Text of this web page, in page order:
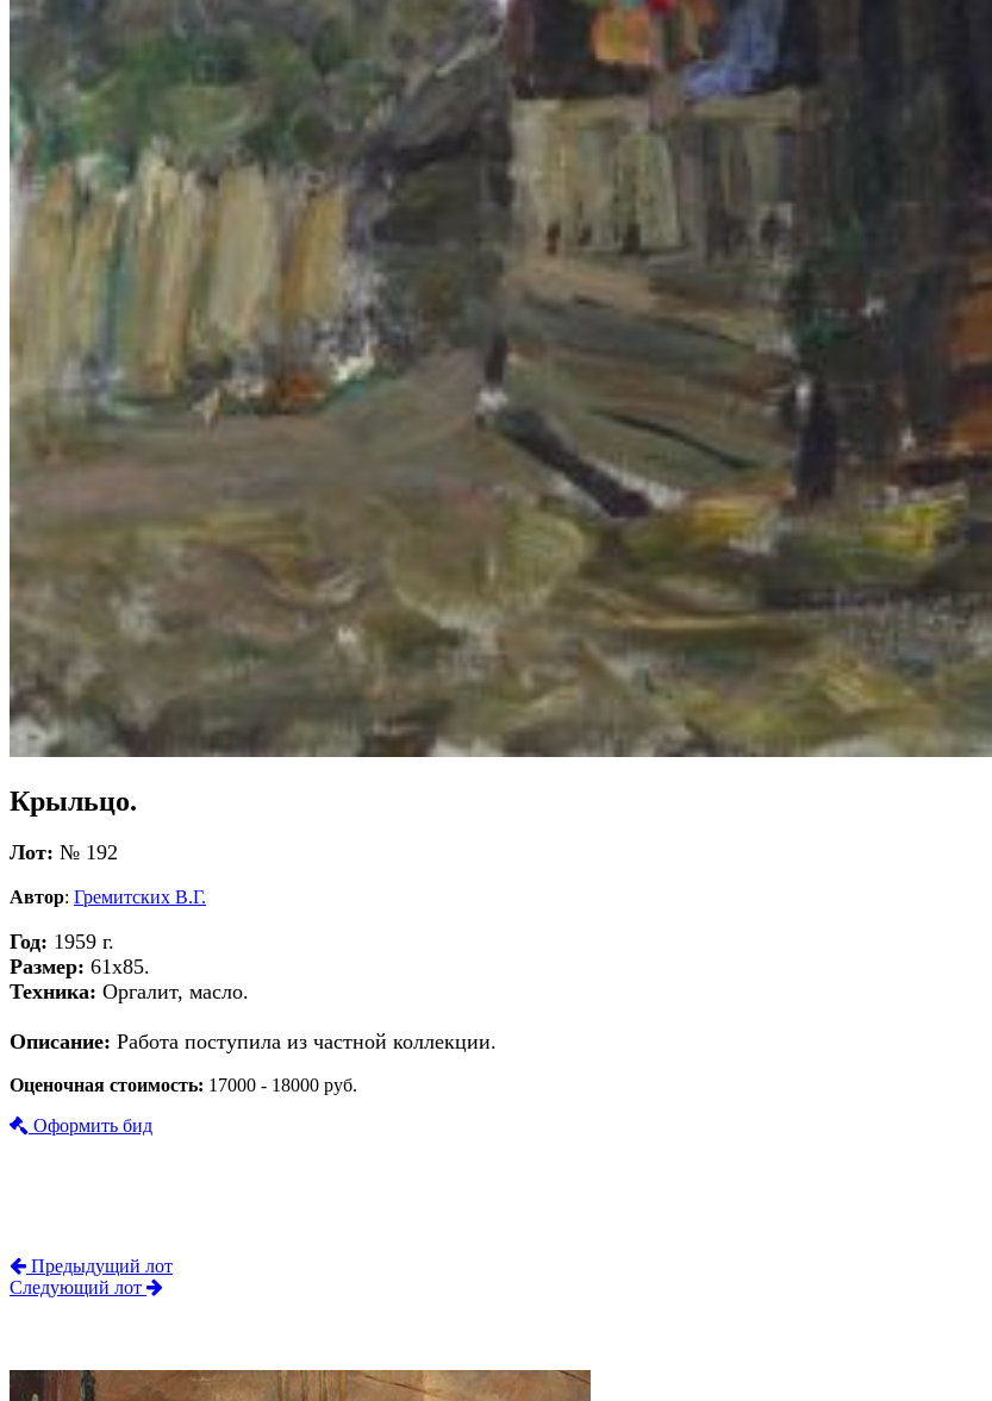
Крыльцо.
Лот: № 192
Автор: Гремитских В.Г.
Год: 1959 г.
Размер: 61х85.
Техника: Оргалит, масло.
Описание: Работа поступила из частной коллекции.
Оценочная стоимость: 17000 - 18000 руб.
Оформить бид
Предыдущий лот
Следующий лот